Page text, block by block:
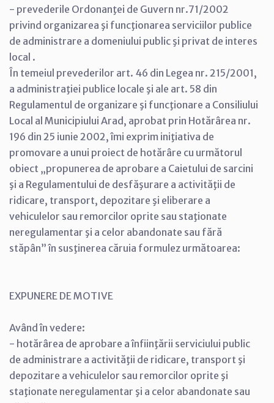
- prevederile Ordonanţei de Guvern nr.71/2002
privind organizarea şi funcţionarea serviciilor publice
de administrare a domeniului public şi privat de interes
local .
În temeiul prevederilor art. 46 din Legea nr. 215/2001,
a administraţiei publice locale şi ale art. 58 din
Regulamentul de organizare şi funcţionare a Consiliului
Local al Municipiului Arad, aprobat prin Hotărârea nr.
196 din 25 iunie 2002, îmi exprim iniţiativa de
promovare a unui proiect de hotărâre cu următorul
obiect „propunerea de aprobare a Caietului de sarcini
şi a Regulamentului de desfăşurare a activităţii de
ridicare, transport, depozitare şi eliberare a
vehiculelor sau remorcilor oprite sau staţionate
neregulamentar şi a celor abandonate sau fără
stăpân” în susţinerea căruia formulez următoarea:
EXPUNERE DE MOTIVE
Având în vedere:
- hotărârea de aprobare a înfiinţării serviciului public
de administrare a activităţii de ridicare, transport şi
depozitare a vehiculelor sau remorcilor oprite şi
staţionate neregulamentar şi a celor abandonate sau